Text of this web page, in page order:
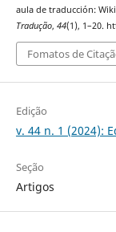
aula de traducción:
Tradução, 44(1), 1–20.
Fomatos de
Edição
v. 44 n. 1 (2024):
Seção
Artigos